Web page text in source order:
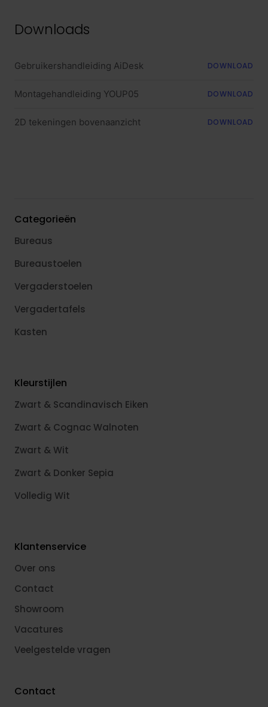
Downloads
Gebruikershandleiding AiDesk DOWNLOAD
Montagehandleiding YOUP05 DOWNLOAD
2D tekeningen bovenaanzicht DOWNLOAD
Categorieën
Bureaus
Bureaustoelen
Vergaderstoelen
Vergadertafels
Kasten
Kleurstijlen
Zwart & Scandinavisch Eiken
Zwart & Cognac Walnoten
Zwart & Wit
Zwart & Donker Sepia
Volledig Wit
Klantenservice
Over ons
Contact
Showroom
Vacatures
Veelgestelde vragen
Contact